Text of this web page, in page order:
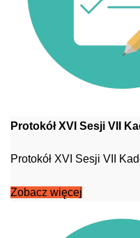
Protokół XVI Sesji VII
Protokół XVI Sesji VII
Zobacz więcej